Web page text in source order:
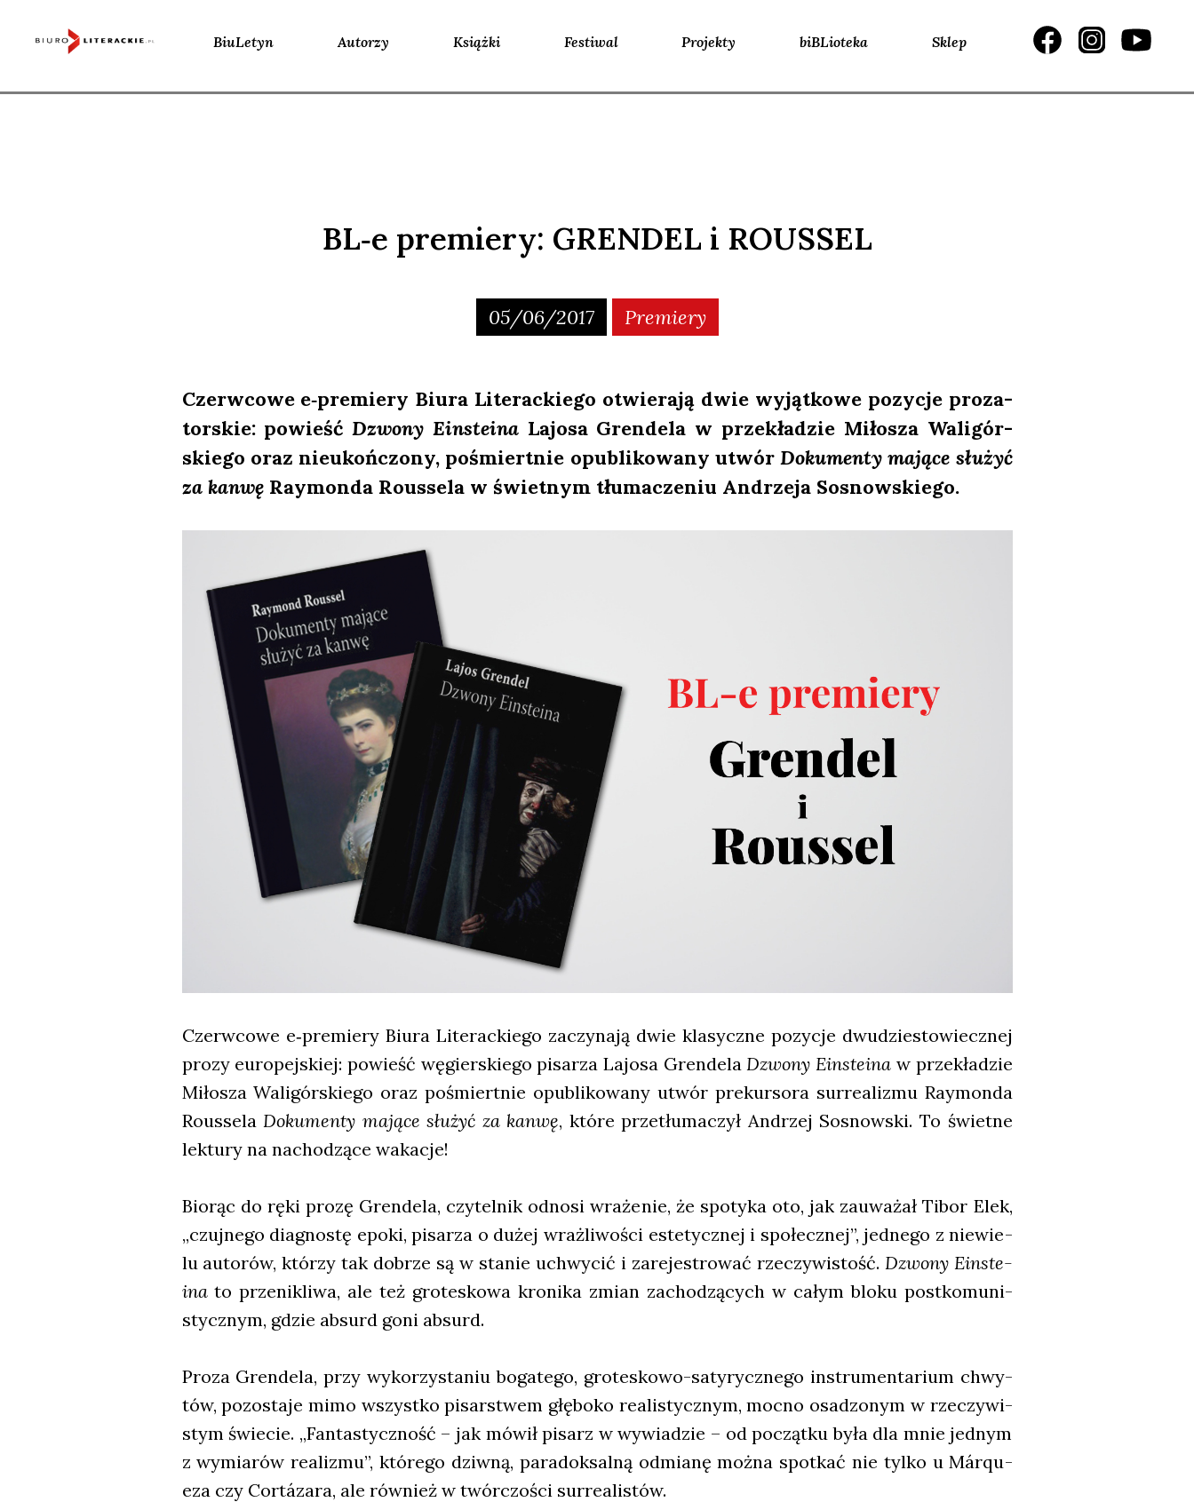
BiuLetyn Autorzy Książki Festiwal Projekty biBLioteka Sklep
BL‑e premiery: GRENDEL i ROUSSEL
05/06/2017 Premiery
Czerw­co­we e‑premiery Biu­ra Lite­rac­kie­go otwie­ra­ją dwie wyjąt­ko­we pozy­cje pro­za­
tor­skie: powieśćDzwo­ny Ein­ste­inaLajo­sa Gren­de­la w prze­kła­dzie Miło­sza Wali­gór­
skie­go oraz nie­ukoń­czo­ny, pośmiert­nie opu­bli­ko­wa­ny utwór Doku­men­ty mają­ce słu­żyć
za kan­węRay­mon­da Rous­se­la w świet­nym tłu­ma­cze­niu Andrze­ja Sosnow­skie­go.
Czerw­co­we e‑premiery Biu­ra Lite­rac­kie­go zaczy­na­ją dwie kla­sycz­ne pozy­cje dwu­dzie­sto­wiecz­nej
pro­zy euro­pej­skiej: powieść węgier­skie­go pisa­rza Lajo­sa Gren­de­la Dzwo­ny Ein­ste­ina w prze­kła­dzie
Miło­sza Wali­gór­skie­go oraz pośmiert­nie opu­bli­ko­wa­ny utwór pre­kur­so­ra sur­re­ali­zmu Ray­mon­da
Rous­se­la Doku­men­ty mają­ce słu­żyć za kan­wę, któ­re prze­tłu­ma­czył Andrzej Sosnow­ski. To świet­ne
lek­tu­ry na nacho­dzą­ce waka­cje!
Bio­rąc do ręki pro­zę Gren­de­la, czy­tel­nik odno­si wra­że­nie, że spo­ty­ka oto, jak zauwa­żał Tibor Elek,
„czuj­ne­go dia­gno­stę epo­ki, pisa­rza o dużej wraż­li­wo­ści este­tycz­nej i spo­łecz­nej”, jed­ne­go z nie­wie­
lu auto­rów, któ­rzy tak dobrze są w sta­nie uchwy­cić i zare­je­stro­wać rze­czy­wi­stość. Dzwo­ny Ein­ste­
inato prze­ni­kli­wa, ale też gro­te­sko­wa kro­ni­ka zmian zacho­dzą­cych w całym blo­ku post­ko­mu­ni­
stycz­nym, gdzie absurd goni absurd.
Pro­za Gren­de­la, przy wyko­rzy­sta­niu boga­te­go, gro­te­sko­wo-saty­rycz­ne­go instru­men­ta­rium chwy­
tów, pozo­sta­je mimo wszyst­ko pisar­stwem głę­bo­ko reali­stycz­nym, moc­no osa­dzo­nym w rze­czy­wi­
stym świe­cie. „Fan­ta­stycz­ność – jak mówił pisarz w wywia­dzie – od począt­ku była dla mnie jed­nym
z wymia­rów reali­zmu”, któ­re­go dziw­ną, para­dok­sal­ną odmia­nę moż­na spo­tkać nie tyl­ko u Márqu­
eza czy Cor­táza­ra, ale rów­nież w twór­czo­ści sur­re­ali­stów.